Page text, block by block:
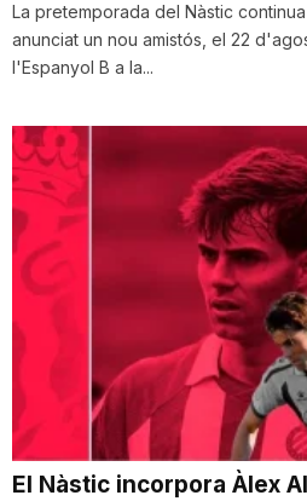
La pretemporada del Nàstic
anunciat un nou amistós, el 22
l'Espanyol B a la...
El Nàstic incorpora Àlex